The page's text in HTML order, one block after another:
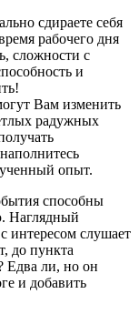
сдираете себя
рабочего дня
сложности с
и
Вам изменить
радужных
опыт.
способны
Наглядный
интересом слушает
до пункта
Едва ли, но он
и добавить